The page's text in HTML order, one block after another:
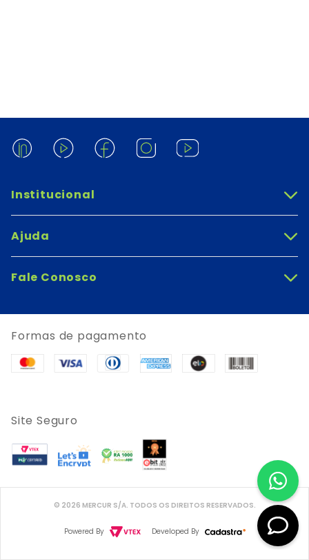
Institucional +
Ajuda +
Fale Conosco +
Formas de pagamento
Site Seguro
© 2026 MERCUR S/A. TODOS OS DIREITOS RESERVADOS.
Powered By Developed By